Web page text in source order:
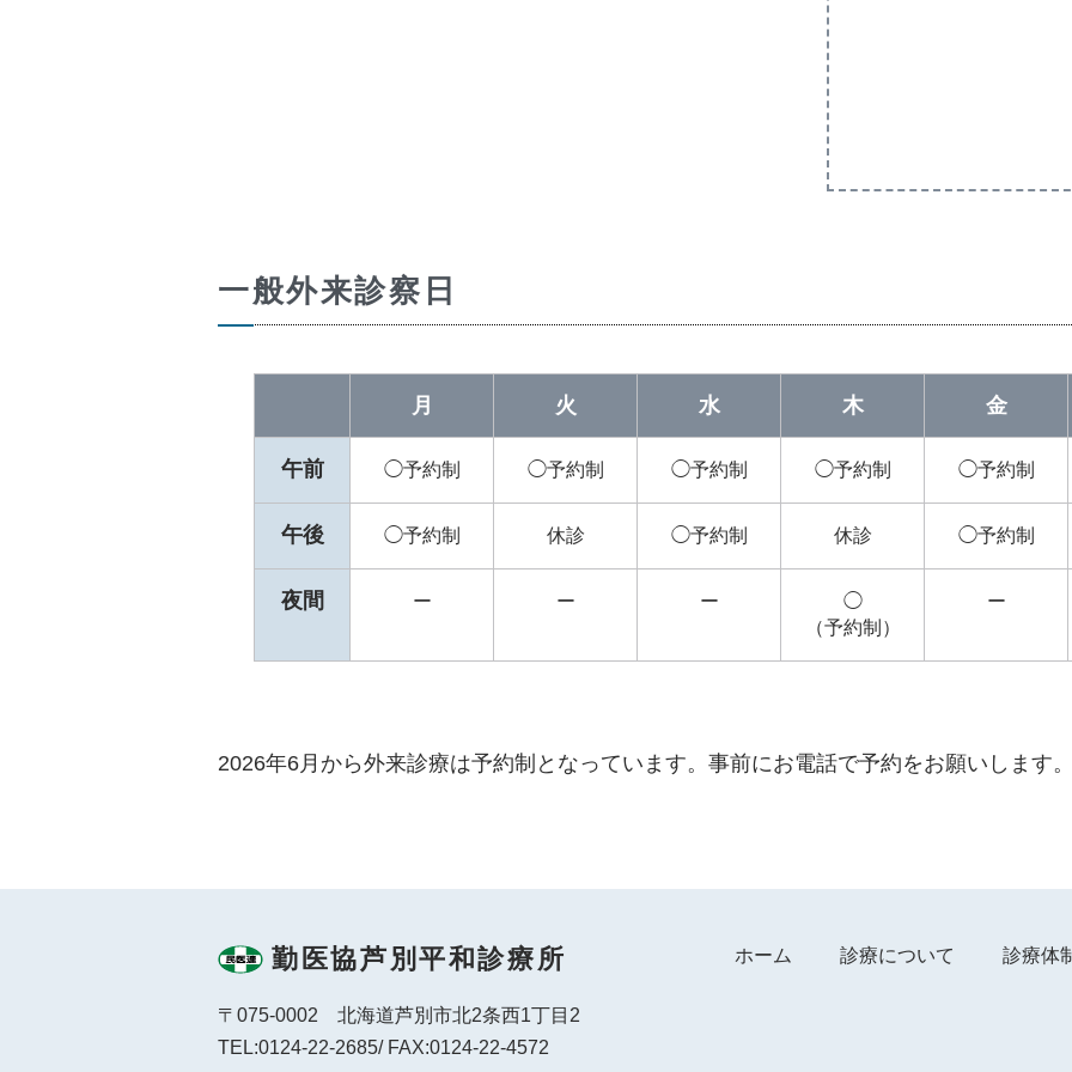
一般外来診察日
月 火 水 木 金
午前 ◯予約制 ◯予約制 ◯予約制 ◯予約制 ◯予約制
午後 ◯予約制 休診 ◯予約制 休診 ◯予約制
夜間 ー ー ー
◯
（予約制）
ー
2026年6月から外来診療は予約制となっています。事前にお電話で予約をお願いします。
勤医協芦別平和診療所
〒075-0002 北海道芦別市北2条西1丁目2
TEL:0124-22-2685/ FAX:0124-22-4572
ホーム 診療について 診療体